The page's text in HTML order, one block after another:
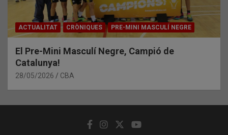
ACTUALITAT CRÒNIQUES PRE-MINI MASCULÍ NEGRE
El Pre-Mini Masculí Negre, Campió de
Catalunya!
28/05/2026 CBA